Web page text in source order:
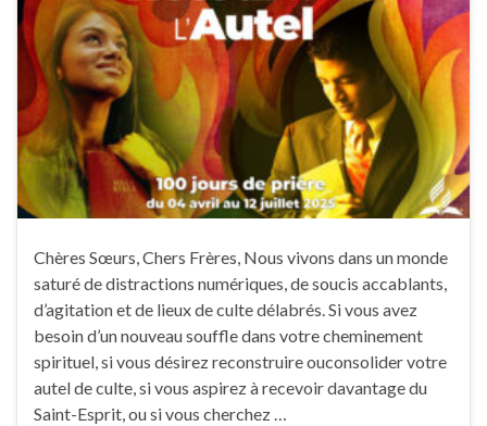
Chères Sœurs, Chers Frères, Nous vivons dans un monde
saturé de distractions numériques, de soucis accablants,
d’agitation et de lieux de culte délabrés. Si vous avez
besoin d’un nouveau souffle dans votre cheminement
spirituel, si vous désirez reconstruire ouconsolider votre
autel de culte, si vous aspirez à recevoir davantage du
Saint-Esprit, ou si vous cherchez …